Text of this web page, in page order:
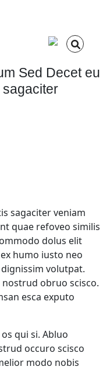
Sed Decet eu
sagaciter veniam
quae refoveo similis
dolus elit
humo iusto neo
volutpat.
obruo scisco.
esca exputo
qui si. Abluo
occuro scisco
modo nobis